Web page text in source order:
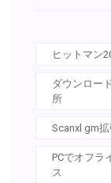
ヒットマン
ダウンロー
所
Scanxl gm
PCでオフラ
ス